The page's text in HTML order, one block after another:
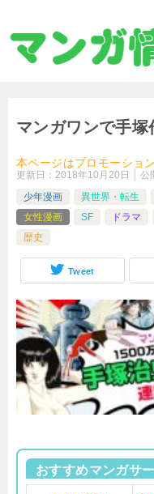
マンガワンで手塚
本ページはプロモーショ
更新日： 2018年10月20日 公
少年漫画
異世界・転生
女性漫画
SF ドラマ
歴史
Tweet
おすすめマンガサ